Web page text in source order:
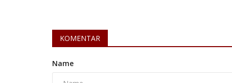
KOMENTAR
Name